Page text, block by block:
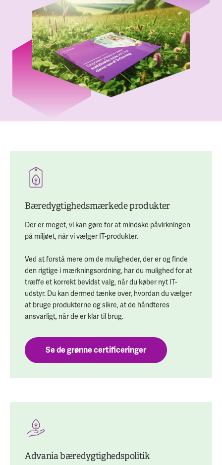
Bæredygtighedsmærkede produkter
Der er meget, vi kan gøre for at mindske påvirkningen
på miljøet, når vi vælger IT-produkter.
Ved at forstå mere om de muligheder, der er og finde
den rigtige i mærkningsordning, har du mulighed for at
træffe et korrekt bevidst valg, når du køber nyt IT-
udstyr. Du kan dermed tænke over, hvordan du vælger
at bruge produkterne og sikre, at de håndteres
ansvarligt, når de er klar til brug.
Se de grønne certificeringer
Advania bæredygtighedspolitik